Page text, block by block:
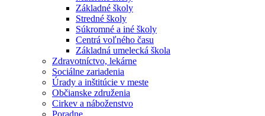
Základné školy
Stredné školy
Súkromné a iné školy
Centrá voľného času
Základná umelecká škola
Zdravotníctvo, lekárne
Sociálne zariadenia
Úrady a inštitúcie v meste
Občianske združenia
Cirkev a náboženstvo